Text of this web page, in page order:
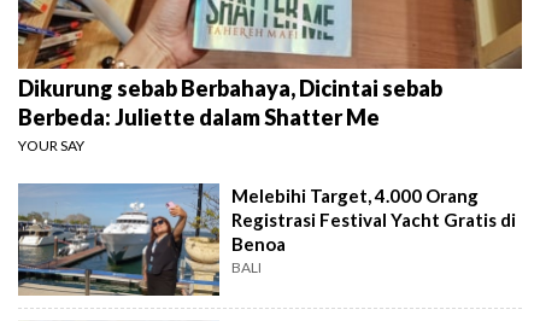
Dikurung sebab Berbahaya, Dicintai sebab
Berbeda: Juliette dalam Shatter Me
YOUR SAY
Melebihi Target, 4.000 Orang
Registrasi Festival Yacht Gratis di
Benoa
BALI